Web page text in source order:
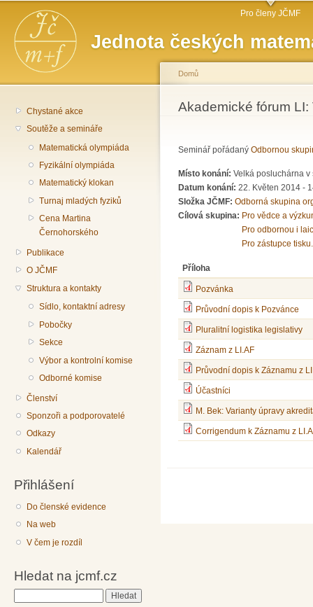
Jednota českých
Hlavní menu Pro členy JČMF
Chystané akce
Soutěže a semináře
Matematická olympiáda
Fyzikální olympiáda
Matematický klokan
Turnaj mladých fyziků
Cena Martina
Černohorského
Publikace
O JČMF
Struktura a kontakty
Sídlo, kontaktní adresy
Pobočky
Sekce
Výbor a kontrolní komise
Odborné komise
Členství
Sponzoři a podporovatelé
Odkazy
Kalendář
Přihlášení
Do členské evidence
Na web
V čem je rozdíl
Hledat na jcmf.cz
Jste zde
Domů
Akademické fórum
Seminář pořádaný Odbornou
Místo konání: Velká posluchárna v
Datum konání: 22. Květen 2014 -
Složka JČMF: Odborná skupina
Cílová skupina: Pro vědce a
Pro odbornou i
Pro zástupce tisku.
Příloha
Pozvánka
Průvodní dopis k Pozvánce
Pluralitní logistika legislativy
Záznam z LI.AF
Průvodní dopis k Záznamu z
Účastníci
M. Bek: Varianty úpravy
Corrigendum k Záznamu z